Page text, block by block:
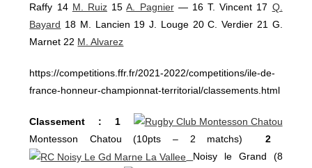
Raffy 14 M. Ruiz15A. Pagnier— 16 T. Vincent 17 Q.
Bayard 18 M. Lancien 19 J. Louge 20 C. Verdier 21 G.
Marnet 22 M. Alvarez
https://competitions.ffr.fr/2021-2022/competitions/ile-de-
france-honneur-championnat-territorial/classements.html
Classement : 1
Montesson Chatou (10pts – 2 matchs)
2
Noisy le Grand (8